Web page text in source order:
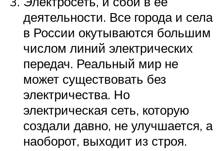
деятельности. Все города и села
в России окутываются большим
числом линий электрических
передач. Реальный мир не
может существовать без
электричества. Но
электрическая сеть, которую
создали давно, не улучшается, а
наоборот, выходит из строя.